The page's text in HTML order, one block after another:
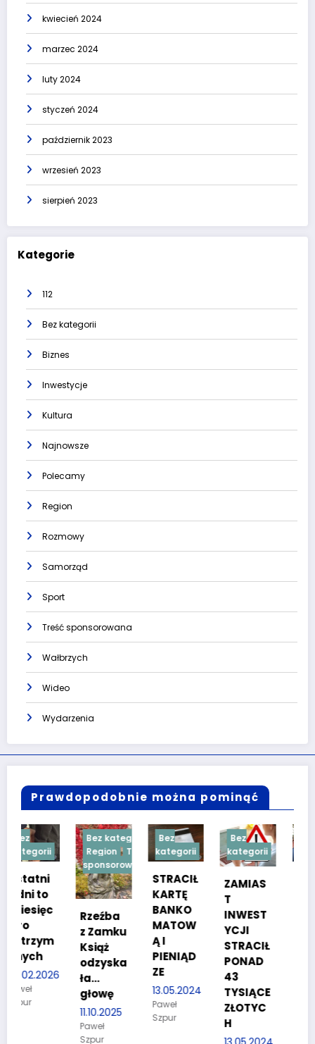
kwiecień 2024
marzec 2024
luty 2024
styczeń 2024
październik 2023
wrzesień 2023
sierpień 2023
Kategorie
112
Bez kategorii
Biznes
Inwestycje
Kultura
Najnowsze
Polecamy
Region
Rozmowy
Samorząd
Sport
Treść sponsorowana
Wałbrzych
Wideo
Wydarzenia
Prawdopodobnie można pominąć
Bez kategorii
Region
Treść
sponsorowana
Rzeźba
z Zamku
Książ
odzyska
ła…
Bez
kategorii
STRACIŁ
KARTĘ
BANKO
MATOW
Ą I
PIENIĄD
13.05.2024
Szpur
Bez
kategorii
ZAMIAS
T
INWEST
YCJI
STRACIŁ
PONAD
TYSIĄCE
Bez
kategorii
TESTY
NOŚCIO
KANDYD
ATÓW
POLICJI
27.03.2024